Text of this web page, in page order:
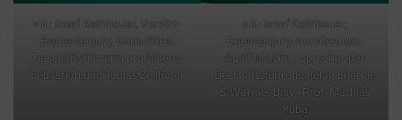
v.li.: Josef Rathbauer, Vorsitz-
Exepertenjury, Doris Stiksl,
Geschäftsführerin proPellets,
Sebastian und Tobias Zellhofer
v.li.: Josef Rathbauer,
Expertenjury-Vorsitzender,
Adolf Melcher, Sprecher der
Geschäftsführung Kelag Energie
& Wärme, Univ.-Prof. Mathias
Kuba